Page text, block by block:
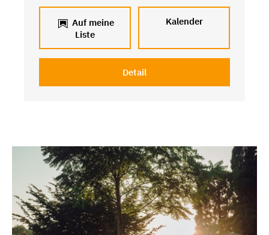
Auf meine
Liste
Kalender
Detail